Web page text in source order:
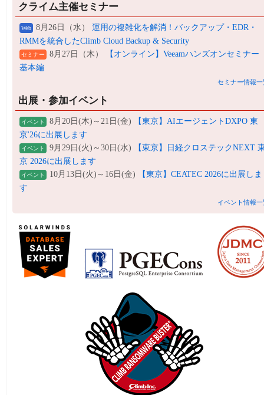
クライム主催セミナー
Web 8月26日（水） 運用の複雑化を解消！バックアップ・EDR・
RMMを統合したClimb Cloud Backup & Security
セミナー 8月27日（木）
【オンライン】Veeamハンズオンセミナー
基本編
セミナー情報一
出展・参加イベント
イベント 8月20日(木)～21日(金)
【東京】AIエージェントDXPO 東
京'26に出展します
イベント 9月29日(火)～30日(水)
【東京】日経クロステックNEXT
京 2026に出展します
イベント 10月13日(火)～16日(金)
【東京】CEATEC 2026に出展しま
す
イベント情報一